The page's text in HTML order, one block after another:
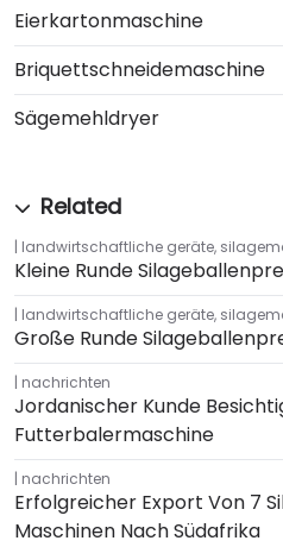
Eierkartonmaschine
Briquettschneidemaschine
Sägemehldryer
landwirtschaftliche geräte,
Kleine Runde
landwirtschaftliche geräte,
Große Runde
nachrichten
Jordanischer Kunde
Futterbalermaschine
nachrichten
Erfolgreicher Export Von 7
Maschinen Nach Südafrika